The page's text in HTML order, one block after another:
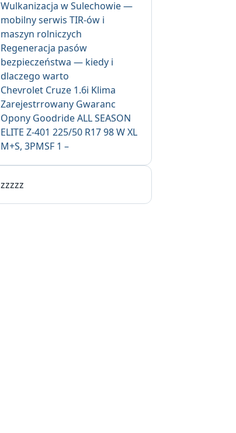
Wulkanizacja w Sulechowie —
mobilny serwis TIR-ów i
maszyn rolniczych
Regeneracja pasów
bezpieczeństwa — kiedy i
dlaczego warto
Chevrolet Cruze 1.6i Klima
Zarejestrrowany Gwaranc
Opony Goodride ALL SEASON
ELITE Z-401 225/50 R17 98 W XL
M+S, 3PMSF 1 –
zzzzz